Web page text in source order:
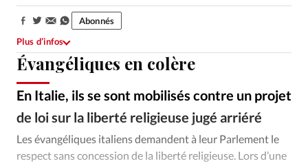
Opinions
Tous les articles
Faire un don
Emploi
Se connecter
Évangéliques en colère
En Italie, ils se sont mobilisés contre un projet
de loi sur la liberté religieuse jugé arriéré
Partager:
Abonnés
Plus d’infos
Les évangéliques italiens demandent à leur Parlement le
respect sans concession de la liberté religieuse. Lors d’une